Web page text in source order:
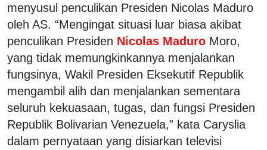
menyusul penculikan Presiden Nicolas Maduro
oleh AS. “Mengingat situasi luar biasa akibat
penculikan Presiden Nicolas Maduro Moro,
yang tidak memungkinkannya menjalankan
fungsinya, Wakil Presiden Eksekutif Republik
mengambil alih dan menjalankan sementara
seluruh kekuasaan, tugas, dan fungsi Presiden
Republik Bolivarian Venezuela,” kata Caryslia
dalam pernyataan yang disiarkan televisi